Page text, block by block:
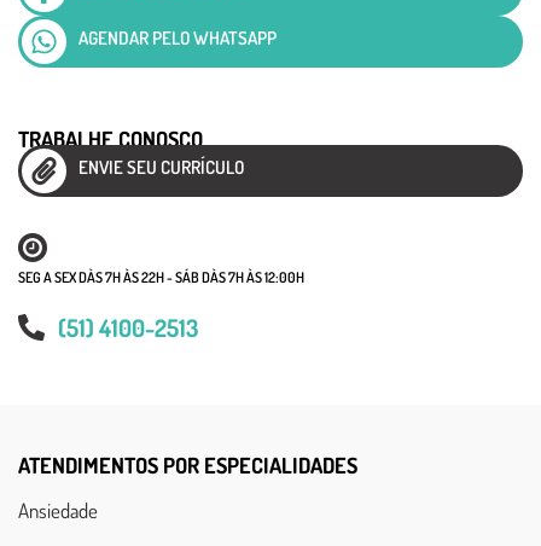
AGENDAR PELO WHATSAPP
SEG A SEX DÀS 7H ÀS 22H - SÁB DÀS 7H ÀS 12:00H
(51) 4100-2513
TRABALHE CONOSCO
ENVIE SEU CURRÍCULO
ATENDIMENTOS POR ESPECIALIDADES
Ansiedade